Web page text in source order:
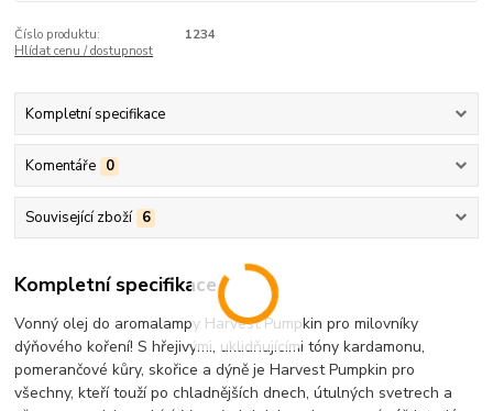
Číslo produktu:
1234
Hlídat cenu / dostupnost
Kompletní specifikace
Komentáře 0
Související zboží 6
Kompletní specifikace
Vonný olej do aromalampy Harvest Pumpkin pro milovníky
dýňového koření! S hřejivými, uklidňujícími tóny kardamonu,
pomerančové kůry, skořice a dýně je Harvest Pumpkin pro
všechny, kteří touží po chladnějších dnech, útulných svetrech a